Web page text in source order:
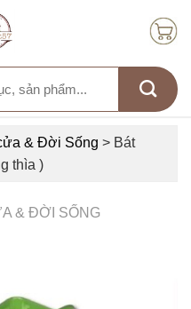
& Đời Sống > Bát
thìa )
& ĐỜI SỐNG